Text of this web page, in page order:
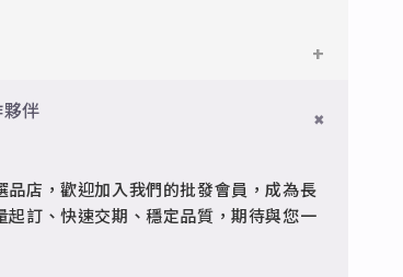
美包裝，超商取貨或宅配皆可。
伴
品店，歡迎加入我們的批發會員，成為長
起訂、快速交期、穩定品質，期待與您一